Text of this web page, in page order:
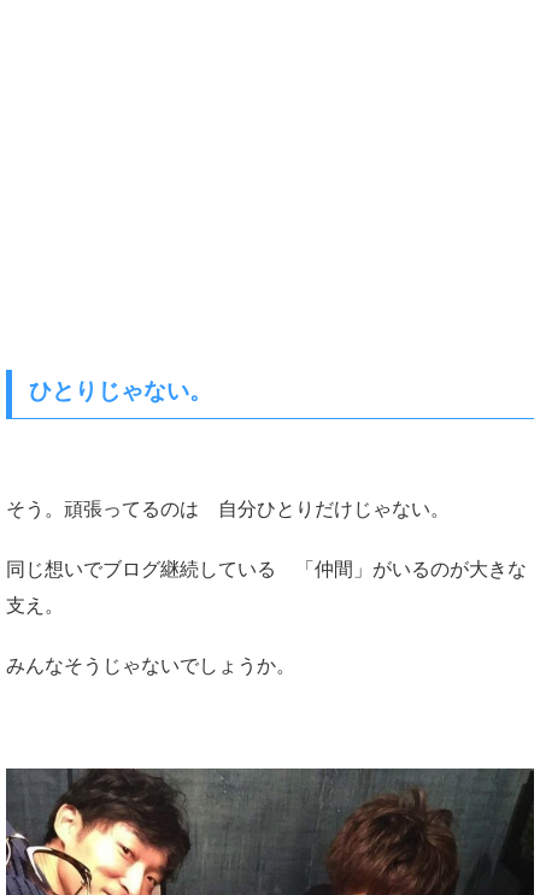
ひとりじゃない。
そう。頑張ってるのは 自分ひとりだけじゃない。
同じ想いでブログ継続している 「仲間」がいるのが大きな
支え。
みんなそうじゃないでしょうか。